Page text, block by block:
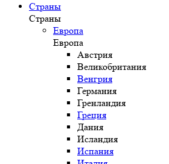
Страны
Страны
Европа
Европа
Австрия
Великобритания
Венгрия
Германия
Гренландия
Греция
Дания
Исландия
Испания